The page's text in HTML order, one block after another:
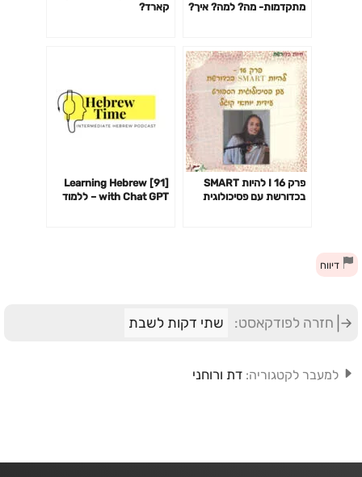
מתקדמות- מה? למה? איך?
קארד?
פרק 16 I להיות SMART
בכדורשת עם פסיכולוגית
[91] Learning Hebrew
with Chat GPT – ללמוד
דיווח
חזרה לפודקאסט: שתי דקות לשבת
למעבר לקטגוריה: דת ורוחני